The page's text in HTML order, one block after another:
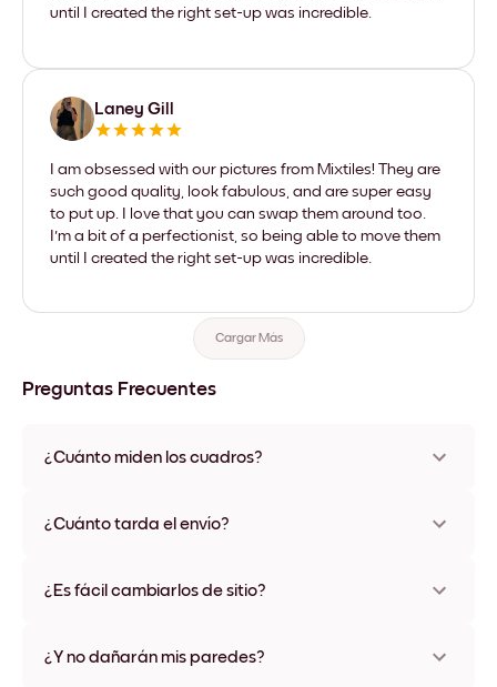
until I created the right set-up was incredible.
Laney Gill
I am obsessed with our pictures from Mixtiles! They are
such good quality, look fabulous, and are super easy
to put up. I love that you can swap them around too.
I'm a bit of a perfectionist, so being able to move them
until I created the right set-up was incredible.
Cargar Más
Preguntas Frecuentes
¿Cuánto miden los cuadros?
varios materiales y colores de marco, incluidas opciones sin
¿Cuánto tarda el envío?
disponibles en algunos países. Te enviaremos un número de
¿Es fácil cambiarlos de sitio?
ningún daño
¿Y no dañarán mis paredes?